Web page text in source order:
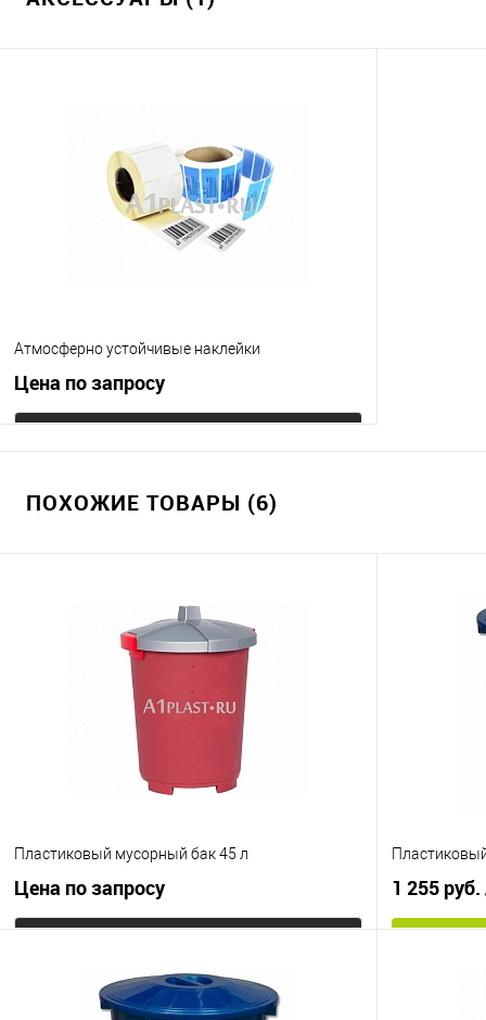
Атмосферно устойчивые наклейки
Цена по запросу
Купить в 1 клик
К сравнению
ПОХОЖИЕ ТОВАРЫ (6)
Пластиковый мусорный бак 45 л
Цена по запросу
Купить в 1 клик
К сравнению
1 255 руб.
Купить в